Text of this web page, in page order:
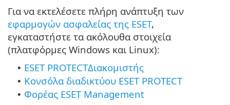
Για να εκτελέσετε πλήρη ανάπτυξη των
εφαρμογών ασφαλείας της ESET,
εγκαταστήστε τα ακόλουθα στοιχεία
(πλατφόρμες Windows και Linux):
• ESET PROTECTΔιακομιστής
• Κονσόλα διαδικτύου ESET PROTECT
• Φορέας ESET Management